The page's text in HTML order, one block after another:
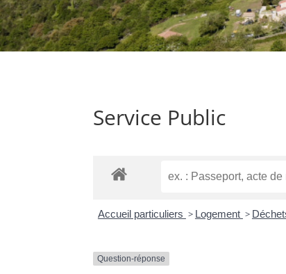
Service Public
Accueil particuliers > Logement >
Question-réponse